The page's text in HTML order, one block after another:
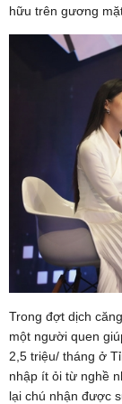
hữu trên gương
Trong đợt dịch
một người quen
2,5 triệu/ tháng ở
nhập ít ỏi từ nghề
lại chú nhận được